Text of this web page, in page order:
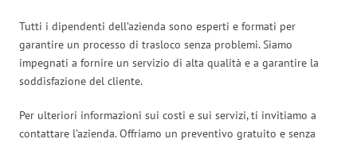
Tutti i dipendenti dell’azienda sono esperti e formati per
garantire un processo di trasloco senza problemi. Siamo
impegnati a fornire un servizio di alta qualità e a garantire la
soddisfazione del cliente.
Per ulteriori informazioni sui costi e sui servizi, ti invitiamo a
contattare l’azienda. Offriamo un preventivo gratuito e senza